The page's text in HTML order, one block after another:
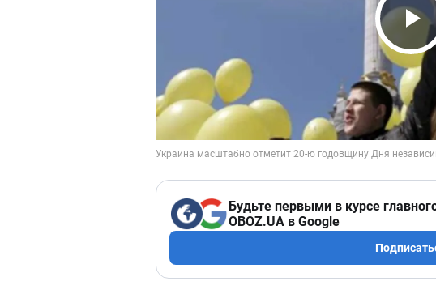
Будьте первыми в курсе
OBOZ.UA в Google